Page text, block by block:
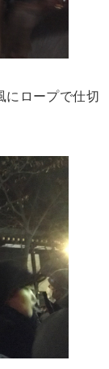
にロープで仕切